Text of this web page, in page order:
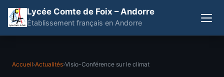
Lycée Comte de Foix – Andorre
Établissement français en Andorre
Accueil›Actualités›Visio-Conférence sur le climat